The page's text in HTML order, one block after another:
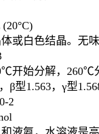
或白色结晶。无
开始分解，260℃
β型1.563，γ型
2